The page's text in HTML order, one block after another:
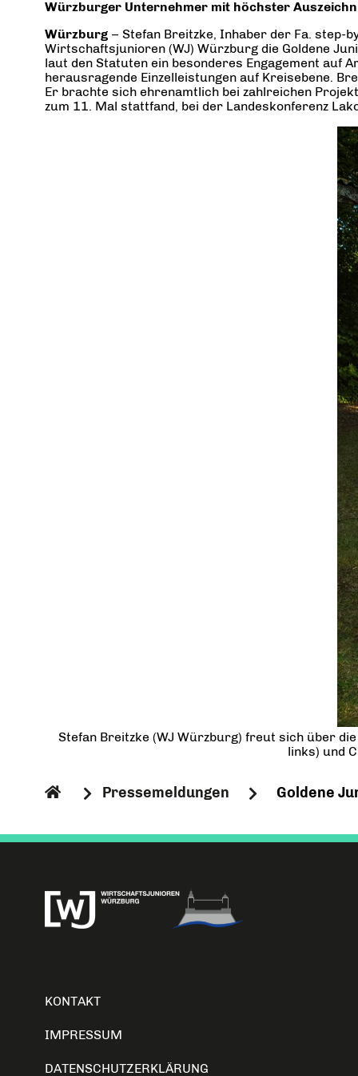
Würzburger Unternehmer mit höchster
Würzburg – Stefan Breitzke, Inhaber der Fa. step-
Wirtschaftsjunioren (WJ) Würzburg die Goldene
laut den Statuten ein besonderes Engagement auf
herausragende Einzelleistungen auf Kreisebene.
Er brachte sich ehrenamtlich bei zahlreichen
zum 11. Mal stattfand, bei der Landeskonferenz
Stefan Breitzke (WJ Würzburg) freut sich über
links) und
Pressemeldungen Goldene
KONTAKT
IMPRESSUM
DATENSCHUTZERKLÄRUNG